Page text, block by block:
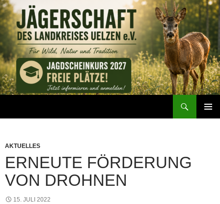
Zum
Inhalt
springen
AKTUELLES
ERNEUTE FÖRDERUNG
VON DROHNEN
15. JULI 2022